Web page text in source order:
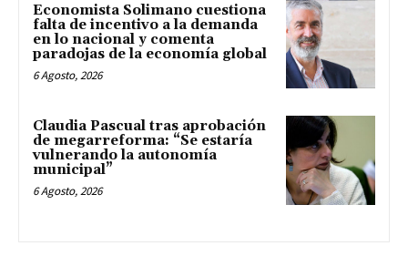
Economista Solimano cuestiona
falta de incentivo a la demanda
en lo nacional y comenta
paradojas de la economía global
6 Agosto, 2026
Claudia Pascual tras aprobación
de megarreforma: “Se estaría
vulnerando la autonomía
municipal”
6 Agosto, 2026